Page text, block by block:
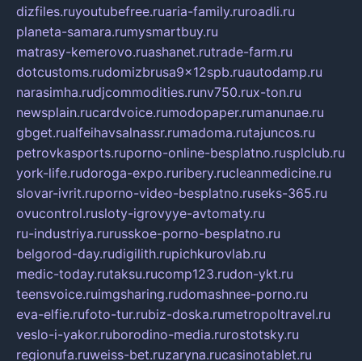
dizfiles.ruyoutubefree.ruaria-family.ruroadli.ru
planeta-samara.rumysmartbuy.ru
matrasy-kemerovo.ruashanet.rutrade-farm.ru
dotcustoms.rudomizbrusa9x12spb.ruautodamp.ru
narasimha.rudjcommodities.runv750.rux-ton.ru
newsplain.rucardvoice.rumodopaper.rumanunae.ru
gbget.rualfeihavsalnassr.rumadoma.rutajuncos.ru
petrovkasports.ruporno-online-besplatno.rusplclub.ru
york-life.rudoroga-expo.ruribery.rucleanmedicine.ru
slovar-ivrit.ruporno-video-besplatno.ruseks-365.ru
ovucontrol.rusloty-igrovyye-avtomaty.ru
ru-industriya.rurusskoe-porno-besplatno.ru
belgorod-day.rudigilith.rupichkurovlab.ru
medic-today.rutaksu.rucomp123.rudon-ykt.ru
teensvoice.ruimgsharing.rudomashnee-porno.ru
eva-elfie.rufoto-tur.rubiz-doska.rumetropoltravel.ru
veslo-i-yakor.ruborodino-media.rurostotsky.ru
regionufa.ruweiss-bet.ruzaryna.rucasinotablet.ru